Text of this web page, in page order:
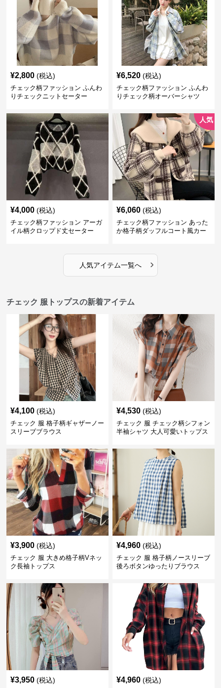
¥2,800 (税込)
チェック柄ファッション ふんわ
りチェックニットセーター
¥6,520 (税込)
チェック柄ファッション ふんわ
りチェック柄オーバーシャツ
¥4,000 (税込)
チェック柄ファッション アーガ
イル柄クロップド丈セーター
人気
¥6,060 (税込)
チェック柄ファッション あった
か格子柄ダッフルコート風カー
人気アイテム一覧へ ›
チェック 服トップスの新着アイテム
¥4,100 (税込)
チェック 服 格子柄ギャザーノー
スリーブブラウス
¥4,530 (税込)
チェック 服 チェック柄シフォン
半袖シャツ 大人可愛いトップス
¥3,900 (税込)
チェック 服 大きめ格子柄Vネッ
ク長袖トップス
¥4,960 (税込)
チェック 服 格子柄ノースリーブ
後ろボタンゆったりブラウス
¥3,950 (税込) ¥4,960 (税込)